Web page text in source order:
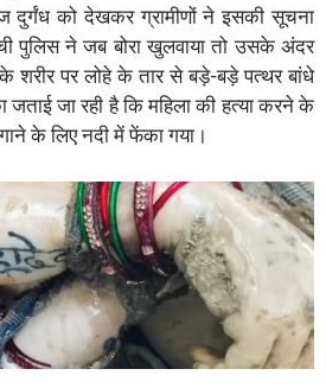
को देखकर ग्रामीणों ने इसकी सूचना
पुलिस ने जब बोरा खुलवाया तो उसके अंदर
शरीर पर लोहे के तार से बड़े-बड़े पत्थर बांधे
जा रही है कि महिला की हत्या करने के
के लिए नदी में फेंका गया।